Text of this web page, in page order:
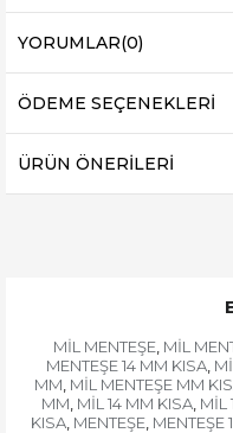
YORUMLAR(0)
ÖDEME SEÇENEKLERI
ÜRÜN ÖNERILERI
MİL MENTEŞE, MİL
MENTEŞE 14 MM KISA,
MM, MİL MENTEŞE MM
MM, MİL 14 MM KISA, MİL
KISA, MENTEŞE, MENTEŞE